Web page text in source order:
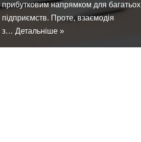
прибутковим напрямком для багатьох
підприємств. Проте, взаємодія
з… Детальніше »